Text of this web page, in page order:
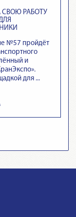
СВОЮ РАБОТУ
№57 пройдёт
и
для ...